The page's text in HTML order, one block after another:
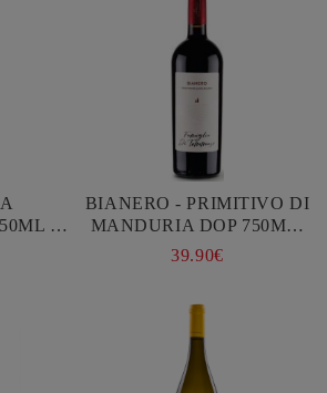
-
BIANERO - PRIMITIVO DI
MANDURIA DOP 750ML-
FAMIGLIA DI TOMMASO
39.90€